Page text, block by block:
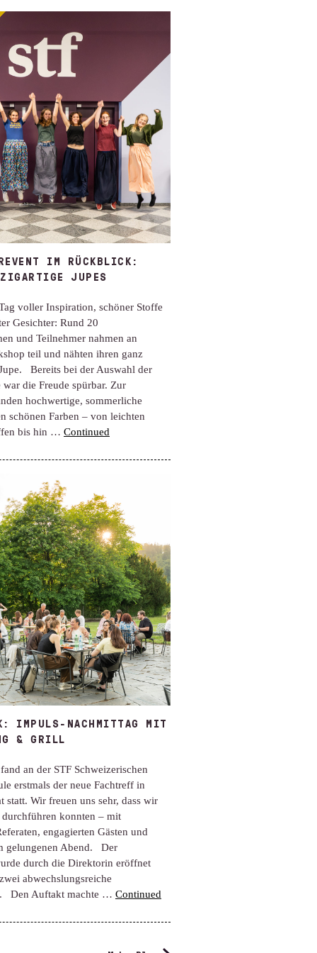
IM RÜCKBLICK:
JUPES
voller Inspiration, schöner Stoffe
Gesichter: Rund 20
und Teilnehmer nahmen an
teil und nähten ihren ganz
Bereits bei der Auswahl der
war die Freude spürbar. Zur
hochwertige, sommerliche
schönen Farben – von leichten
bis hin … Continued
IMPULS-NACHMITTAG MIT
& GRILL
an der STF Schweizerischen
erstmals der neue Fachtreff in
statt. Wir freuen uns sehr, dass wir
durchführen konnten – mit
engagierten Gästen und
gelungenen Abend. Der
durch die Direktorin eröffnet
abwechslungsreiche
Den Auftakt machte … Continued